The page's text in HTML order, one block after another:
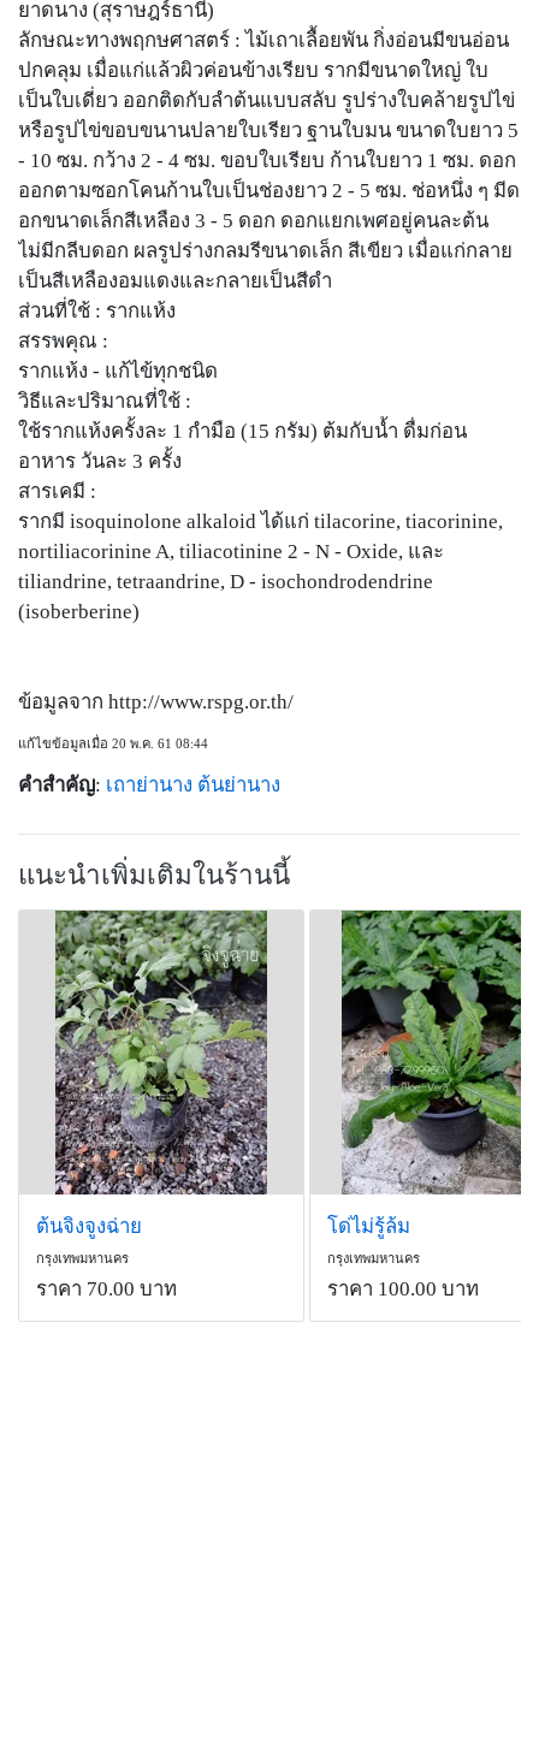
ยาดนาง (สุราษฎร์ธานี)
ลักษณะทางพฤกษศาสตร์ : ไม้เถาเลื้อยพัน กิ่งอ่อนมีขนอ่อน
ปกคลุม เมื่อแก่แล้วผิวค่อนข้างเรียบ รากมีขนาดใหญ่ ใบ
เป็นใบเดี่ยว ออกติดกับลำต้นแบบสลับ รูปร่างใบคล้ายรูปไข่
หรือรูปไข่ขอบขนานปลายใบเรียว ฐานใบมน ขนาดใบยาว 5
- 10 ซม. กว้าง 2 - 4 ซม. ขอบใบเรียบ ก้านใบยาว 1 ซม. ดอก
ออกตามซอกโคนก้านใบเป็นช่องยาว 2 - 5 ซม. ช่อหนึ่ง ๆ มีด
อกขนาดเล็กสีเหลือง 3 - 5 ดอก ดอกแยกเพศอยู่คนละต้น
ไม่มีกลีบดอก ผลรูปร่างกลมรีขนาดเล็ก สีเขียว เมื่อแก่กลาย
เป็นสีเหลืองอมแดงและกลายเป็นสีดำ
ส่วนที่ใช้ : รากแห้ง
สรรพคุณ :
รากแห้ง - แก้ไข้ทุกชนิด
วิธีและปริมาณที่ใช้ :
ใช้รากแห้งครั้งละ 1 กำมือ (15 กรัม) ต้มกับน้ำ ดื่มก่อน
อาหาร วันละ 3 ครั้ง
สารเคมี :
รากมี isoquinolone alkaloid ได้แก่ tilacorine, tiacorinine,
nortiliacorinine A, tiliacotinine 2 - N - Oxide, และ
tiliandrine, tetraandrine, D - isochondrodendrine
(isoberberine)
ข้อมูลจาก http://www.rspg.or.th/
แก้ไขข้อมูลเมื่อ 20 พ.ค. 61 08:44
คำสำคัญ: เถาย่านาง ต้นย่านาง
แนะนำเพิ่มเติมในร้านนี้
ต้นจิงจูงฉ่าย
กรุงเทพมหานคร
ราคา 70.00 บาท
โด่ไม่รู้ล้ม
กรุงเทพมหานคร
ราคา 100.00 บาท